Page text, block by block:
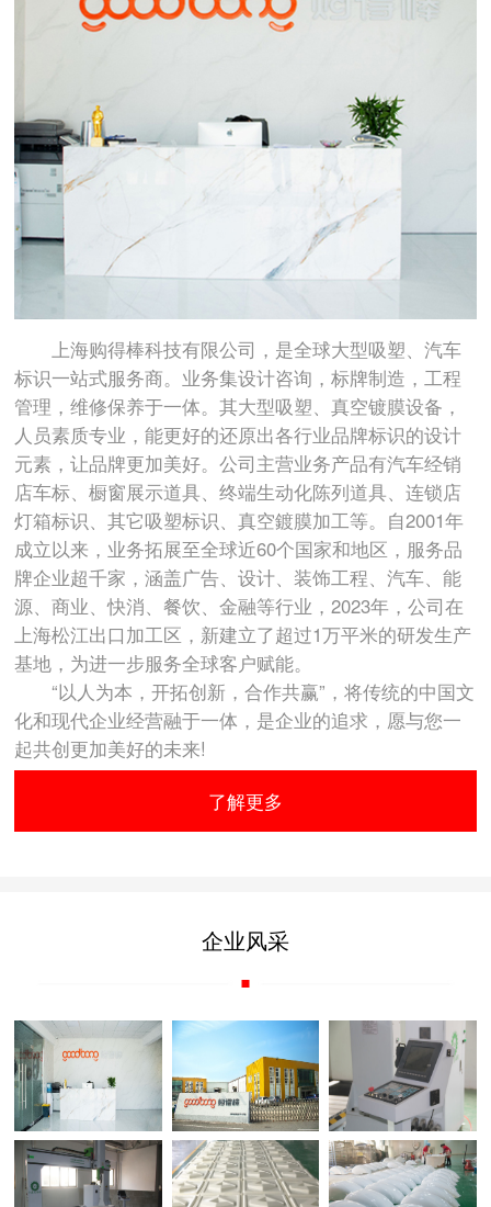
上海购得棒科技有限公司，是全球大型吸塑、汽车
标识一站式服务商。业务集设计咨询，标牌制造，工程
管理，维修保养于一体。其大型吸塑、真空镀膜设备，
人员素质专业，能更好的还原出各行业品牌标识的设计
元素，让品牌更加美好。公司主营业务产品有汽车经销
店车标、橱窗展示道具、终端生动化陈列道具、连锁店
灯箱标识、其它吸塑标识、真空鍍膜加工等。自2001年
成立以来，业务拓展至全球近60个国家和地区，服务品
牌企业超千家，涵盖广告、设计、装饰工程、汽车、能
源、商业、快消、餐饮、金融等行业，2023年，公司在
上海松江出口加工区，新建立了超过1万平米的研发生产
基地，为进一步服务全球客户赋能。
“以人为本，开拓创新，合作共赢”，将传统的中国文
化和现代企业经营融于一体，是企业的追求，愿与您一
起共创更加美好的未来!
了解更多
企业风采